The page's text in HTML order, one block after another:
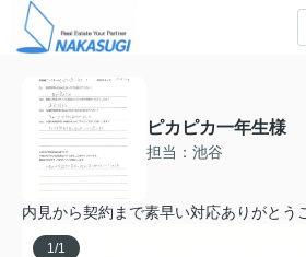
ピカピカ一年生様
担当：池谷
内見から契約まで素早い対応ありがとう
1/1